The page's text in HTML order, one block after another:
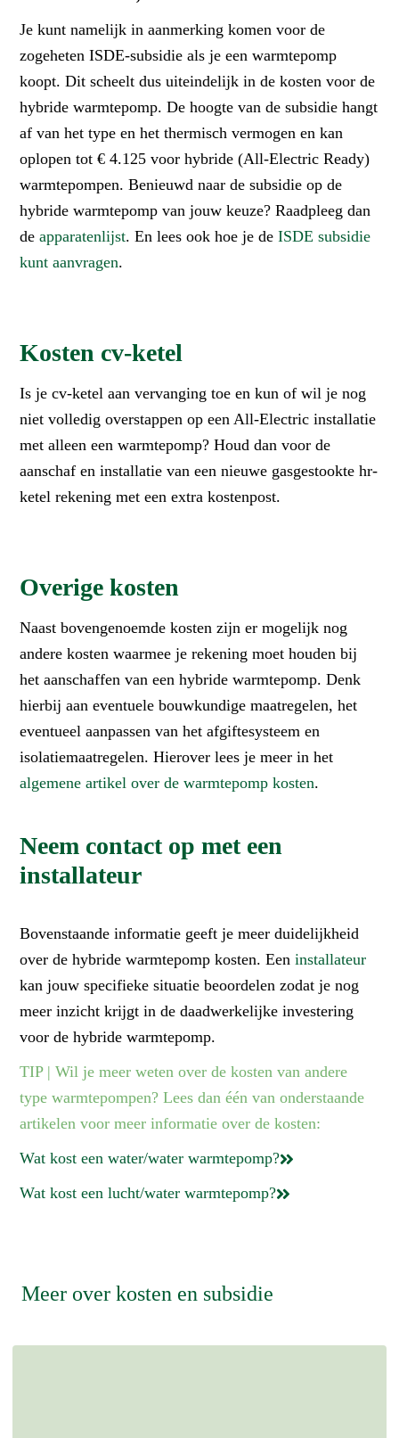
Je kunt namelijk in aanmerking komen voor de
zogeheten ISDE-subsidie als je een warmtepomp
koopt. Dit scheelt dus uiteindelijk in de kosten voor de
hybride warmtepomp. De hoogte van de subsidie hangt
af van het type en het thermisch vermogen en kan
oplopen tot € 4.125 voor hybride (All-Electric Ready)
warmtepompen. Benieuwd naar de subsidie op de
hybride warmtepomp van jouw keuze? Raadpleeg dan
deapparatenlijst. En lees ook hoe je deISDE subsidie
kunt aanvragen.
Kosten cv-ketel
Is je cv-ketel aan vervanging toe en kun of wil je nog
niet volledig overstappen op een All-Electric installatie
met alleen een warmtepomp? Houd dan voor de
aanschaf en installatie van een nieuwe gasgestookte hr-
ketel rekening met een extra kostenpost.
Overige kosten
Naast bovengenoemde kosten zijn er mogelijk nog
andere kosten waarmee je rekening moet houden bij
het aanschaffen van een hybride warmtepomp. Denk
hierbij aan eventuele bouwkundige maatregelen, het
eventueel aanpassen van het afgiftesysteem en
isolatiemaatregelen. Hierover lees je meer in het
algemene artikel over de warmtepomp kosten.
Neem contact op met een
installateur
Bovenstaande informatie geeft je meer duidelijkheid
over de hybride warmtepomp kosten. Eeninstallateur
kan jouw specifieke situatie beoordelen zodat je nog
meer inzicht krijgt in de daadwerkelijke investering
voor de hybride warmtepomp.
TIP | Wil je meer weten over de kosten van andere
type warmtepompen? Lees dan één van onderstaande
artikelen voor meer informatie over de kosten:
Wat kost een water/water warmtepomp?
Wat kost een lucht/water warmtepomp?
Meer over kosten en subsidie